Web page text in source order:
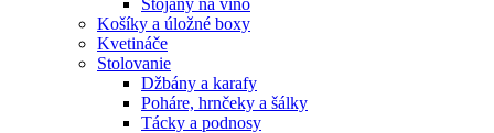
Stojany na víno
Košíky a úložné boxy
Kvetináče
Stolovanie
Džbány a karafy
Poháre, hrnčeky a šálky
Tácky a podnosy